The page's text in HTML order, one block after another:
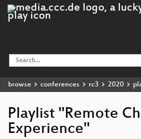
browse conferences rc3 2020
Playlist "Remote
Experience"